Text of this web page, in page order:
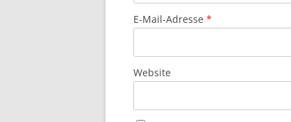
E-Mail-Adresse *
Website